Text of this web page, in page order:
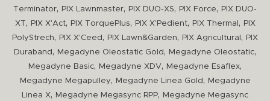
Terminator, PIX Lawnmaster, PIX DUO-XS, PIX Force,
PIX DUO-
XT, PIX X'Act, PIX TorquePlus, PIX X'Pedient, PIX Thermal ,
PIX
PolyStrech, PIX X'Ceed , PIX Lawn&Garden, PIX Agricultural ,
PIX
Duraband , Megadyne Oleostatic Gold , Megadyne Oleostatic,
Megadyne Basic, Megadyne XDV, Megadyne Esaflex,
Megadyne Megapulley, Megadyne Linea Gold ,
Megadyne
Linea X, Megadyne Megasync RPP, Megadyne Megasync